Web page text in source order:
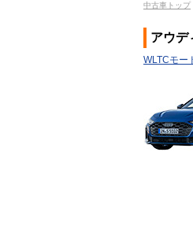
中古車トップ
アウデ
WLTCモー